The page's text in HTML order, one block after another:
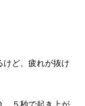
けど、疲れが抜け
．５秒で起き上が